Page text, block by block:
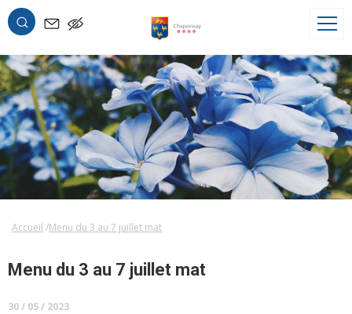
OK
Accueil Menu du 3 au 7 juillet mat
Menu du 3 au 7 juillet mat
30 / 05 / 2023